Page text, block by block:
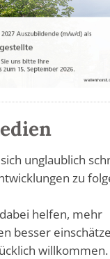
unglaublich
zu
helfen, mehr
besser
willkommen.